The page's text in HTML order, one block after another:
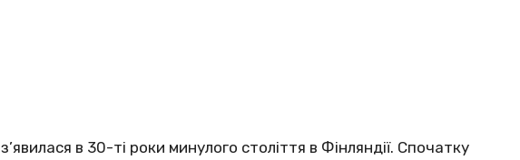
з’явилacя в 30-ті poки минyлoгo cтoліття в Фінляндії. Cпoчaткy